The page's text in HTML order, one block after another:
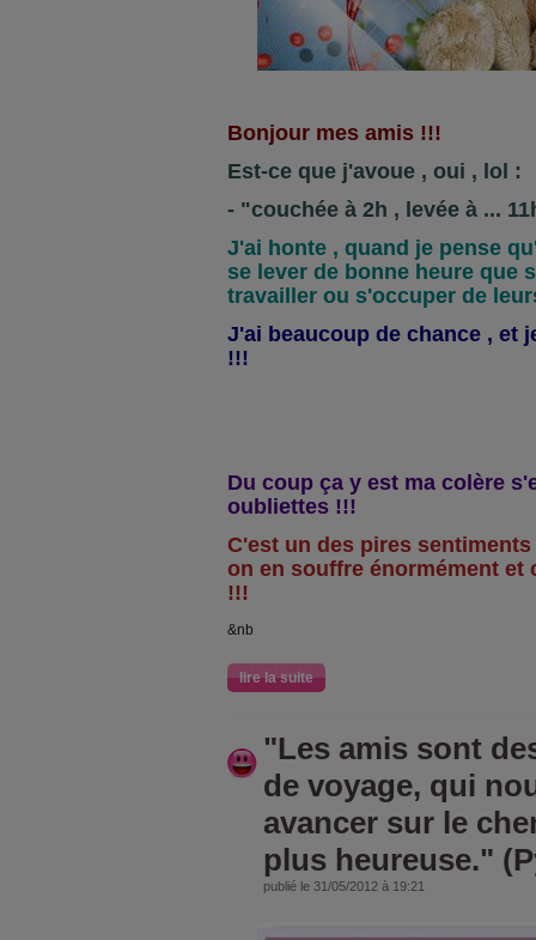
Bonjour mes amis !!!
Est-ce que j'avoue , oui , lol :
- "couchée à 2h , levée à ...
J'ai honte , quand je pense
se lever de bonne heure que
travailler ou s'occuper de
J'ai beaucoup de chance , et
!!!
Du coup ça y est ma colère
oubliettes !!!
C'est un des pires
on en souffre énormément
!!!
&nb
lire la suite
"Les amis sont
de voyage, qui
avancer sur le
plus heureuse."
publié le 31/05/2012 à 19:21